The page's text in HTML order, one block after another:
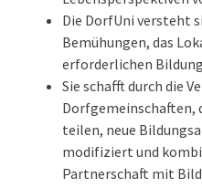
Die DorfUni versteht
Bemühungen, das
erforderlichen
Sie schafft durch die
Dorfgemeinschaften,
teilen, neue
modifiziert und
Partnerschaft mit